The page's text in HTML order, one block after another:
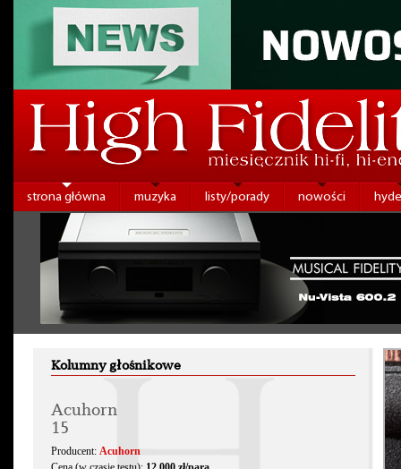
strona główna muzyka listy/porady nowości
Kolumny głośnikowe
Acuhorn
15
Producent: Acuhorn